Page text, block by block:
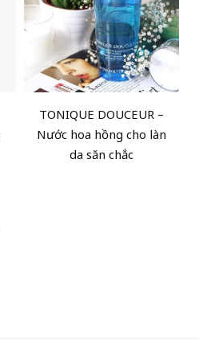
TONIQUE DOUCEUR –
Nước hoa hồng cho làn
da săn chắc